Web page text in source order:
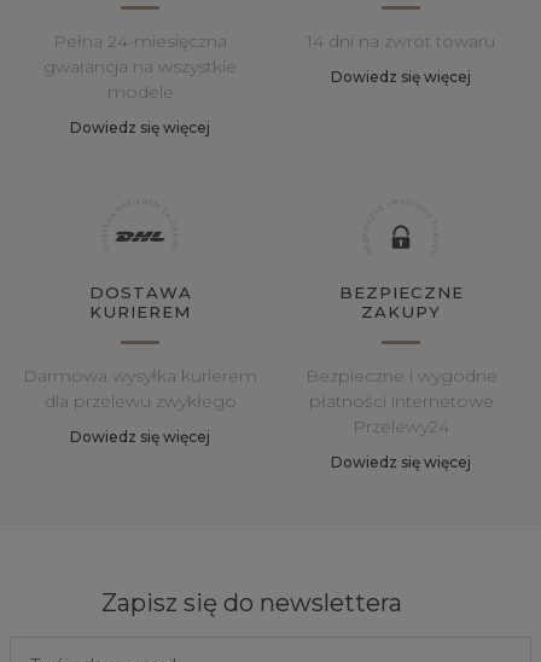
Pełna 24-miesięczna
gwarancja na wszystkie
modele
Dowiedz się więcej
14 dni na zwrot towaru
Dowiedz się więcej
DOSTAWA
KURIEREM
Darmowa wysyłka kurierem
dla przelewu zwykłego
Dowiedz się więcej
BEZPIECZNE
ZAKUPY
Bezpieczne i wygodne
płatności internetowe
Przelewy24
Dowiedz się więcej
Zapisz się do newslettera